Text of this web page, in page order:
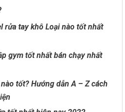
rửa tay khô Loại nào tốt nhất
gym tốt nhất bán chạy nhất
tốt? Hướng dẫn A – Z cách